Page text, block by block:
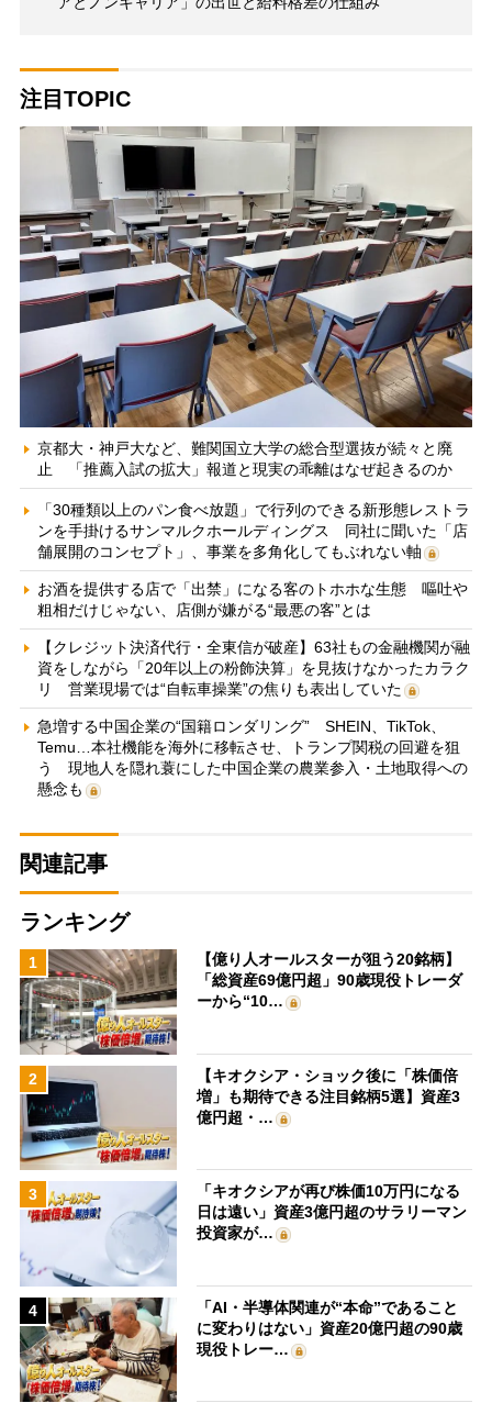
注目TOPIC
京都大・神戸大など、難関国立大学の総合型選抜が続々と廃
止 「推薦入試の拡大」報道と現実の乖離はなぜ起きるのか
「30種類以上のパン食べ放題」で行列のできる新形態レストラ
ンを手掛けるサンマルクホールディングス 同社に聞いた「店
舗展開のコンセプト」、事業を多角化してもぶれない軸
お酒を提供する店で「出禁」になる客のトホホな生態 嘔吐や
粗相だけじゃない、店側が嫌がる“最悪の客”とは
【クレジット決済代行・全東信が破産】63社もの金融機関が融
資をしながら「20年以上の粉飾決算」を見抜けなかったカラク
リ 営業現場では“自転車操業”の焦りも表出していた
急増する中国企業の“国籍ロンダリング” SHEIN、TikTok、
Temu…本社機能を海外に移転させ、トランプ関税の回避を狙
う 現地人を隠れ蓑にした中国企業の農業参入・土地取得への
懸念も
関連記事
ランキング
1
【億り人オールスターが狙う20銘柄】
「総資産69億円超」90歳現役トレーダ
ーから“10…
2
【キオクシア・ショック後に「株価倍
増」も期待できる注目銘柄5選】資産3
億円超・…
3
「キオクシアが再び株価10万円になる
日は遠い」資産3億円超のサラリーマン
投資家が…
4
「AI・半導体関連が“本命”であること
に変わりはない」資産20億円超の90歳
現役トレー…